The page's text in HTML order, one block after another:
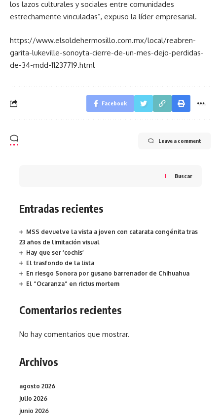
los lazos culturales y sociales entre comunidades
estrechamente vinculadas”, expuso la líder empresarial.
https://www.elsoldehermosillo.com.mx/local/reabren-
garita-lukeville-sonoyta-cierre-de-un-mes-dejo-perdidas-
de-34-mdd-11237719.html
Facebook
Leave a comment
Buscar
Entradas recientes
MSS devuelve la vista a joven con catarata congénita tras
23 años de limitación visual
Hay que ser ‘cochis’
El trasfondo de la lista
En riesgo Sonora por gusano barrenador de Chihuahua
El “Ocaranza” en rictus mortem
Comentarios recientes
No hay comentarios que mostrar.
Archivos
agosto 2026
julio 2026
junio 2026